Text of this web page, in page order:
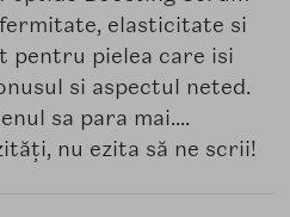
elasticitate si
pentru pielea care isi
si aspectul neted.
sa para mai....
nu ezita să ne scrii!